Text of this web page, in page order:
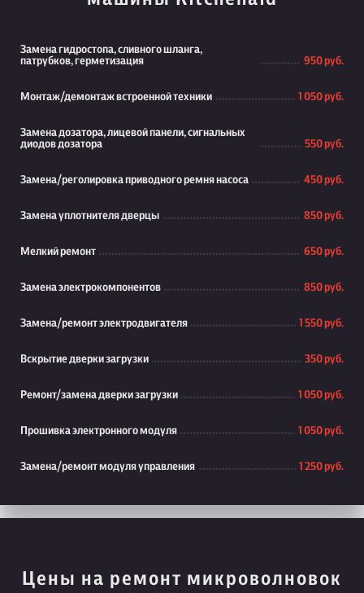
Замена гидростопа, сливного шланга,
патрубков, герметизация
950 руб.
Монтаж/демонтаж встроенной техники 1 050 руб.
Замена дозатора, лицевой панели, сигнальных
диодов дозатора
550 руб.
Замена/реголировка приводного ремня насоса 450 руб.
Замена уплотнителя дверцы 850 руб.
Мелкий ремонт 650 руб.
Замена электрокомпонентов 850 руб.
Замена/ремонт электродвигателя 1 550 руб.
Вскрытие дверки загрузки 350 руб.
Ремонт/замена дверки загрузки 1 050 руб.
Прошивка электронного модуля 1 050 руб.
Замена/ремонт модуля управления 1 250 руб.
Цены на ремонт микроволновок